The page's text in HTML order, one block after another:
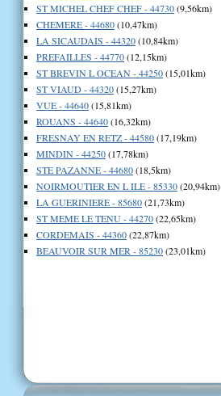
ST MICHEL CHEF CHEF - 44730(9,56km)
CHEMERE - 44680(10,47km)
LA SICAUDAIS - 44320(10,84km)
PREFAILLES - 44770(12,15km)
ST BREVIN L OCEAN - 44250(15,01km)
ST VIAUD - 44320(15,27km)
VUE - 44640(15,81km)
ROUANS - 44640(16,32km)
FRESNAY EN RETZ - 44580(17,19km)
MINDIN - 44250(17,78km)
STE PAZANNE - 44680(18,5km)
NOIRMOUTIER EN L ILE - 85330(20,94km)
LA GUERINIERE - 85680(21,73km)
ST MEME LE TENU - 44270(22,65km)
CORDEMAIS - 44360(22,87km)
BEAUVOIR SUR MER - 85230(23,01km)